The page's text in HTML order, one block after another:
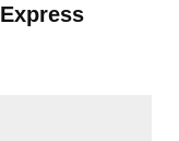
Express